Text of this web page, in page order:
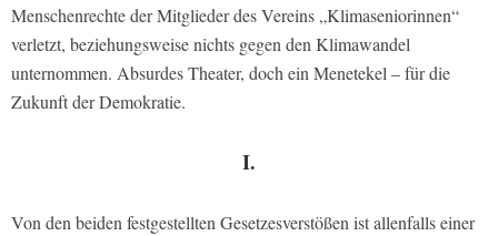
Menschenrechte der Mitglieder des Vereins „Klimaseniorinnen“
verletzt, beziehungsweise nichts gegen den Klimawandel
unternommen. Absurdes Theater, doch ein Menetekel – für die
Zukunft der Demokratie.
I.
Von den beiden festgestellten Gesetzesverstößen ist allenfalls einer